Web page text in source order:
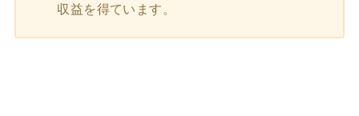
収益を得ています。